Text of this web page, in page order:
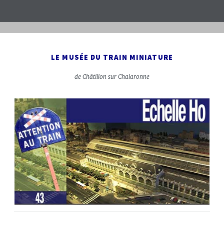
LE MUSÉE DU TRAIN MINIATURE
de Châtillon sur Chalaronne